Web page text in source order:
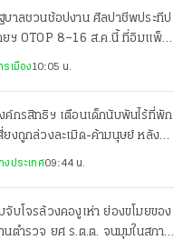
บาลชวนช้อปงาน ศิลปาชีพประทีป
ยฯ OTOP 8–16 ส.ค.นี้ ที่อิมแพ็ค
มืองทองธานี
รเมือง10:05 น.
ค์กรสิทธิฯ เตือนเด็กนับพันไร้ที่พัก
ยงถูกล่วงละเมิด-ค้ามนุษย์ หลัง
ะลักข้ามพรมแดนสเปน
งประเทศ09:44 น.
จับโจรล้วงคองูเห่า ย่องขโมยของ
นตำรวจ ยศ ร.ต.ต. จนมุมในสภาพ